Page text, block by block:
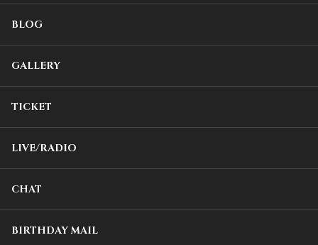
BLOG
GALLERY
TICKET
LIVE/RADIO
CHAT
BIRTHDAY MAIL